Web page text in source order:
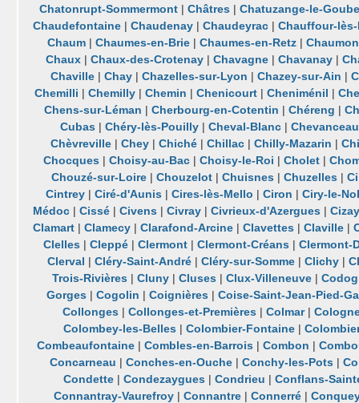
Chatonrupt-Sommermont| Châtres| Chatuzange-le-
Chaudefontaine |Chaudenay |Chaudeyrac |Chauffour-
Chaum| Chaumes-en-Brie| Chaumes-en-Retz|
Chaux| Chaux-des-Crotenay| Chavagne| Chavanay|
Chaville| Chay| Chazelles-sur-Lyon | Chazey-sur-Ain |
Chemilli |Chemilly |Chemin |Chenicourt |Cheniménil |
Chens-sur-Léman | Cherbourg-en-Cotentin | Chéreng |
Cubas| Chéry-lès-Pouilly| Cheval-Blanc|
Chèvreville| Chey| Chiché| Chillac| Chilly-Mazarin |
Chocques |Choisy-au-Bac |Choisy-le-Roi |Cholet |
Chouzé-sur-Loire| Chouzelot| Chuisnes| Chuzelles|
Cintrey |Ciré-d'Aunis |Cires-lès-Mello |Ciron |Ciry-le-
Médoc| Cissé| Civens| Civray| Civrieux-d'Azergues|
Clamart| Clamecy| Clarafond-Arcine| Clavettes| Claville|
Clelles |Cleppé |Clermont |Clermont-Créans |Clermont-
Clerval | Cléry-Saint-André| Cléry-sur-Somme| Clichy|
Trois-Rivières| Cluny| Cluses| Clux-Villeneuve|
Gorges |Cogolin |Coignières |Coise-Saint-Jean-Pied-
Collonges |Collonges-et-Premières |Colmar|
Colombey-les-Belles |Colombier-Fontaine |
Combeaufontaine |Combles-en-Barrois |Combon |
Concarneau |Conches-en-Ouche |Conchy-les-Pots |
Condette |Condezaygues |Condrieu |Conflans-
Connantray-Vaurefroy| Connantre| Connerré|